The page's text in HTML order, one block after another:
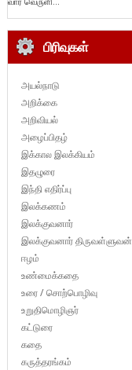
பிரிவுகள்
அயல்நாடு
அறிக்கை
அறிவியல்
அழைப்பிதழ்
இக்கால இலக்கியம்
இதழுரை
இந்தி எதிர்ப்பு
இலக்கணம்
இலக்குவனார்
இலக்குவனார் திருவள்ளுவன்
ஈழம்
உண்மைக்கதை
உரை / சொற்பொழிவு
உறுதிமொழிஞர்
கட்டுரை
கதை
கருத்தரங்கம்